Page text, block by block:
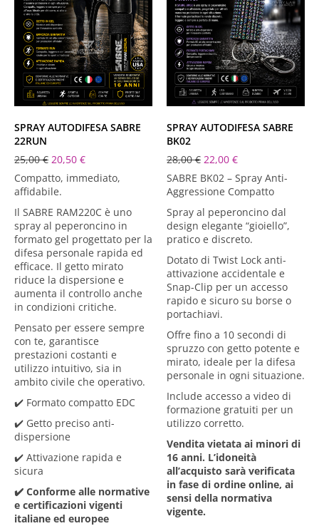
SPRAY AUTODIFESA SABRE
22RUN
25,00€ 20,50 €
Compatto, immediato,
affidabile.
Il SABRE RAM220C è uno
spray al peperoncino in
formato gel progettato per la
difesa personale rapida ed
efficace. Il getto mirato
riduce la dispersione e
aumenta il controllo anche
in condizioni critiche.
Pensato per essere sempre
con te, garantisce
prestazioni costanti e
utilizzo intuitivo, sia in
ambito civile che operativo.
✔️ Formato compatto EDC
✔️ Getto preciso anti-
dispersione
✔️ Attivazione rapida e
sicura
✔️ Conforme alle normative
e certificazioni vigenti
italiane ed europee
SPRAY AUTODIFESA SABRE
BK02
28,00€ 22,00 €
SABRE BK02 – Spray Anti-
Aggressione Compatto
Spray al peperoncino dal
design elegante “gioiello”,
pratico e discreto.
Dotato di Twist Lock anti-
attivazione accidentale e
Snap-Clip per un accesso
rapido e sicuro su borse o
portachiavi.
Offre fino a 10 secondi di
spruzzo con getto potente e
mirato, ideale per la difesa
personale in ogni situazione.
Include accesso a video di
formazione gratuiti per un
utilizzo corretto.
Vendita vietata ai minori di
16 anni. L’idoneità
all’acquisto sarà verificata
in fase di ordine online, ai
sensi della normativa
vigente.